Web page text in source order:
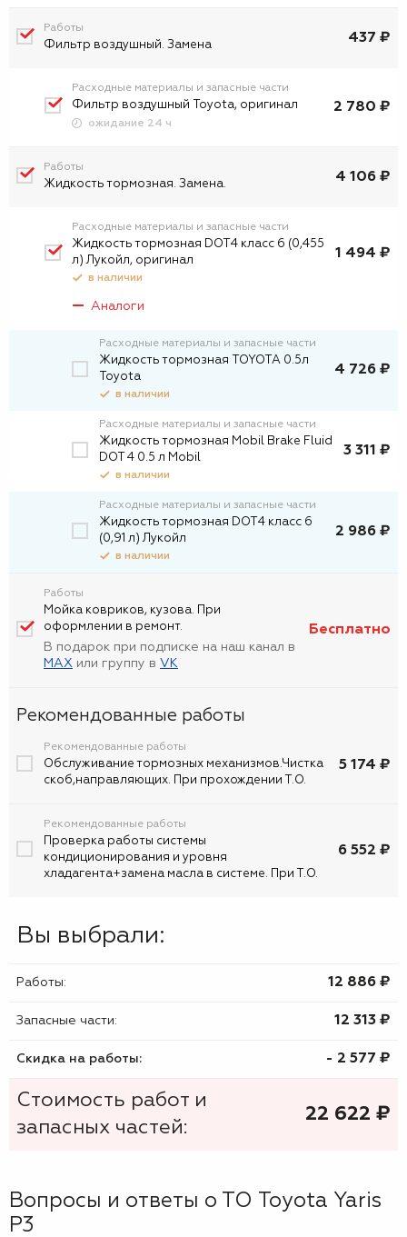
Работы
Фильтр воздушный. Замена 437 ₽
Расходные материалы и запасные части
Фильтр воздушный Toyota, оригинал
ожидание 24 ч
2 780 ₽
Работы
Жидкость тормозная. Замена. 4 106 ₽
Расходные материалы и запасные части
Жидкость тормозная DOT4 класс 6 (0,455
л) Лукойл, оригинал
в наличии
1 494 ₽
Аналоги
Расходные материалы и запасные части
Жидкость тормозная TOYOTA 0.5л
Toyota
в наличии
4 726 ₽
Расходные материалы и запасные части
Жидкость тормозная Mobil Brake Fluid
DOT 4 0.5 л Mobil
в наличии
3 311 ₽
Расходные материалы и запасные части
Жидкость тормозная DOT4 класс 6
(0,91 л) Лукойл
в наличии
2 986 ₽
Работы
Мойка ковриков, кузова. При
оформлении в ремонт.
В подарок при подписке на наш канал в
MAX или группу в VK
Бесплатно
Рекомендованные работы
Рекомендованные работы
Обслуживание тормозных механизмов.Чистка
скоб,направляющих. При прохождении Т.О.
5 174 ₽
Рекомендованные работы
Проверка работы системы
кондиционирования и уровня
хладагента+замена масла в системе. При Т.О.
6 552 ₽
Вы выбрали:
Работы: 12 886 ₷
Запасные части: 12 313 ₷
Скидка на работы: - 2 577 ₷
Стоимость работ и
запасных частей:
22 622 ₷
Вопросы и ответы о ТО Toyota Yaris
P3